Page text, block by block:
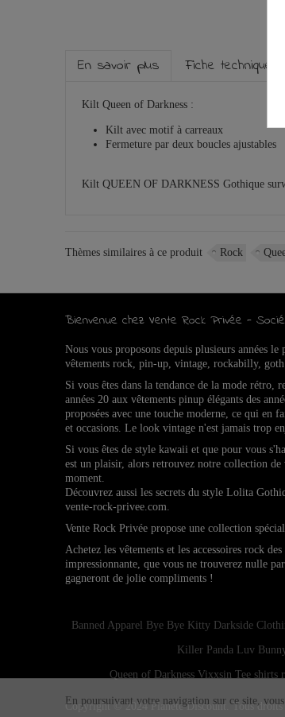
En savoir plus Fiche technique
Kilt Queen of Darkness :
Kilt avec motif à carreaux
Fermeture pardeux boucles ajustables
Kilt QUEEN OF DARKNESS Gothique
Thèmes similaires à ce produit Rock
Bienvenue chez Vente Rock Privée -
Nous vous proposons depuis plusieurs années
vêtements rock, pin-up, vintage, rockabilly,
Si vous êtes dans la tendance de la mode rétro,
années 20 aux vêtements pinup élégants des
proposées avec une touche moderne, ce qui en
et occasions.Le look vintage n'est jamais trop
Si vous êtes de style kawaii et que pour vous
est un plaisir, alors retrouvez notre collection
moment.
Découvrez aussi les secrets du style Lolita
vente-rock-privee.com.
Vente Rock Privée propose une collection
Achetez les vêtements et les accessoires rock
impressionnante, que vous ne trouverez nulle
gagneront de jolie compliments !
Banned Apparel Bye Bye Kitty Darkside
Killer Panda Luv
Queen of Darkness Vixxsin Tee shirts
Copyright © 2024Planete Discount . Tous
En poursuivant votre navigation sur ce site,